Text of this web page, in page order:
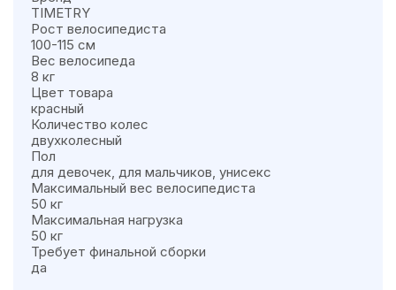
TIMETRY
Рост велосипедиста
100-115 см
Вес велосипеда
8 кг
Цвет товара
красный
Количество колес
двухколесный
Пол
для девочек, для мальчиков, унисекс
Максимальный вес велосипедиста
50 кг
Максимальная нагрузка
50 кг
Требует финальной сборки
да